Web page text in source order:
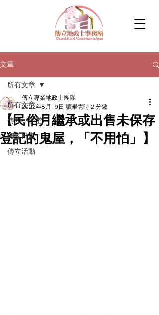
文章
所有文章
傳立小學堂
傳立日常
傳立活動
所有文章
【民俗月繼承或出售未保存
登記的鬼屋，「不用怕」】
傳立專業地政士團隊
2022年8月19日 讀畢需時 2 分鐘